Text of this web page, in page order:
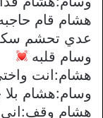
هشام قام
عدي تحشم
وسام قلبه
هشام:انت
وسام:هشام بلا
هشام وقف:اني